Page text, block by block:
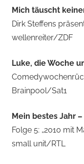
Mich täuscht
Dirk Steffens
wellenreiter/ZDF
Luke, die Woche
Brainpool/Sat1
Mein bestes Jahr
Folge 5: „2010 mit
small unit/RTL